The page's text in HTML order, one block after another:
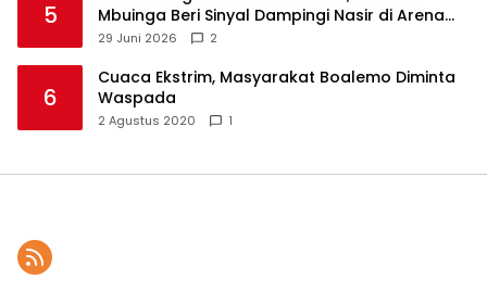
5
Mbuinga Beri Sinyal Dampingi Nasir di Arena
Politik ?
29 Juni 2026 2
6
Cuaca Ekstrim, Masyarakat Boalemo Diminta
Waspada
2 Agustus 2020 1